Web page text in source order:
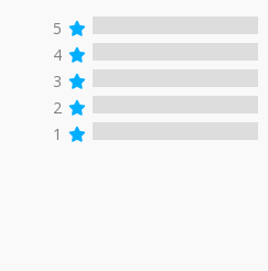
5
4
3
2
1